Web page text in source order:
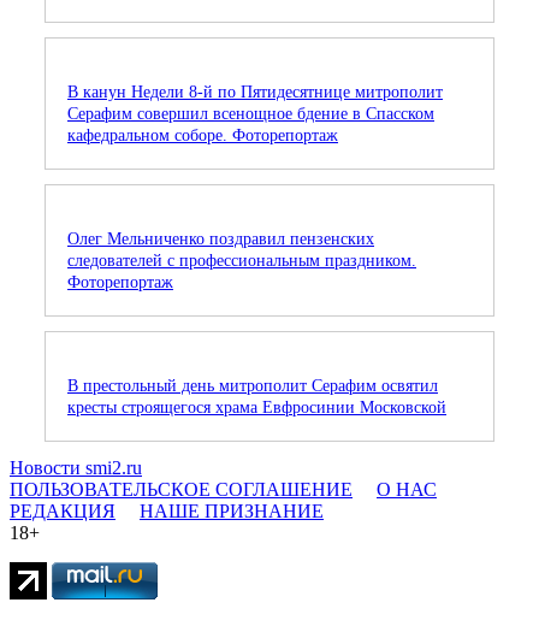
В канун Недели 8-й по Пятидесятнице митрополит
Серафим совершил всенощное бдение в Спасском
кафедральном соборе. Фоторепортаж
Олег Мельниченко поздравил пензенских
следователей с профессиональным праздником.
Фоторепортаж
В престольный день митрополит Серафим освятил
кресты строящегося храма Евфросинии Московской
Новости smi2.ru
ПОЛЬЗОВАТЕЛЬСКОЕ СОГЛАШЕНИЕ
О НАС
РЕДАКЦИЯ
НАШЕ ПРИЗНАНИЕ
18+